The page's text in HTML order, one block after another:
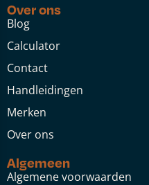
Over ons
Blog
Calculator
Contact
Handleidingen
Merken
Over ons
Algemeen
Algemene voorwaarden